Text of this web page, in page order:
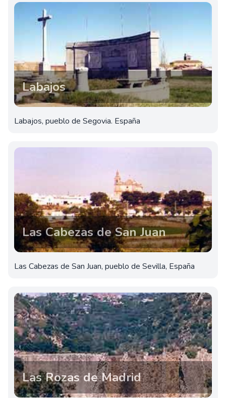
Labajos
Labajos, pueblo de Segovia. España
Las Cabezas de San Juan
Las Cabezas de San Juan, pueblo de Sevilla, España
Las Rozas de Madrid